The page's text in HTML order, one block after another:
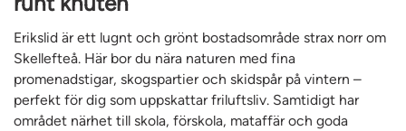
Erikslid är ett lugnt och grönt bostadsområde strax norr om
Skellefteå. Här bor du nära naturen med fina
promenadstigar, skogspartier och skidspår på vintern –
perfekt för dig som uppskattar friluftsliv. Samtidigt har
området närhet till skola, förskola, mataffär och goda